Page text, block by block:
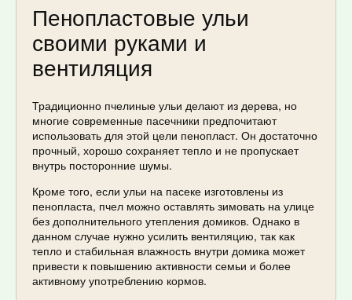
Пенопластовые ульи
своими руками и
вентиляция
Традиционно пчелиные ульи делают из дерева, но
многие современные пасечники предпочитают
использовать для этой цели пенопласт. Он достаточно
прочный, хорошо сохраняет тепло и не пропускает
внутрь посторонние шумы.
Кроме того, если ульи на пасеке изготовлены из
пенопласта, пчел можно оставлять зимовать на улице
без дополнительного утепления домиков. Однако в
данном случае нужно усилить вентиляцию, так как
тепло и стабильная влажность внутри домика может
привести к повышению активности семьи и более
активному употреблению кормов.